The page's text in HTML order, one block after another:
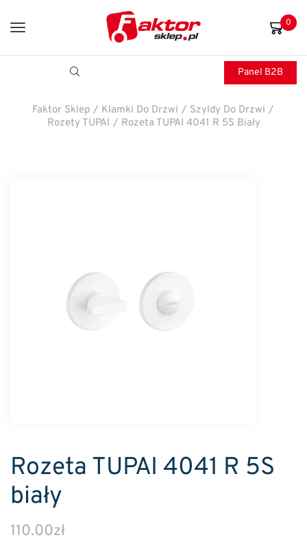
0
Panel B2B
Faktor Sklep / Klamki Do Drzwi / Szyldy Do Drzwi /
Rozety TUPAI / Rozeta TUPAI 4041 R 5S Biały
Rozeta TUPAI 4041 R 5S
biały
110.00zł